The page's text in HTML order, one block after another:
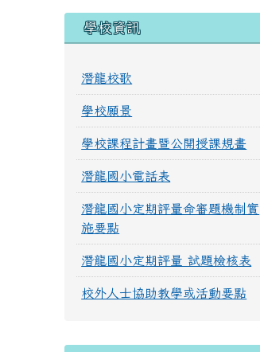
學校資訊
潛龍校歌
學校願景
學校課程計畫暨公開授課規畫
潛龍國小電話表
潛龍國小定期評量命審題機制實
施要點
潛龍國小定期評量 試題檢核表
校外人士協助教學或活動要點